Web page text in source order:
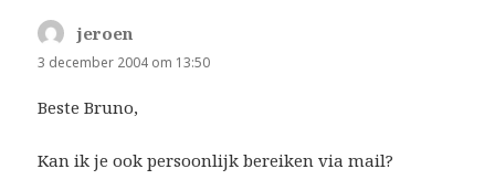
jeroen
3 december 2004 om 13:50
Beste Bruno,
Kan ik je ook persoonlijk bereiken via mail?